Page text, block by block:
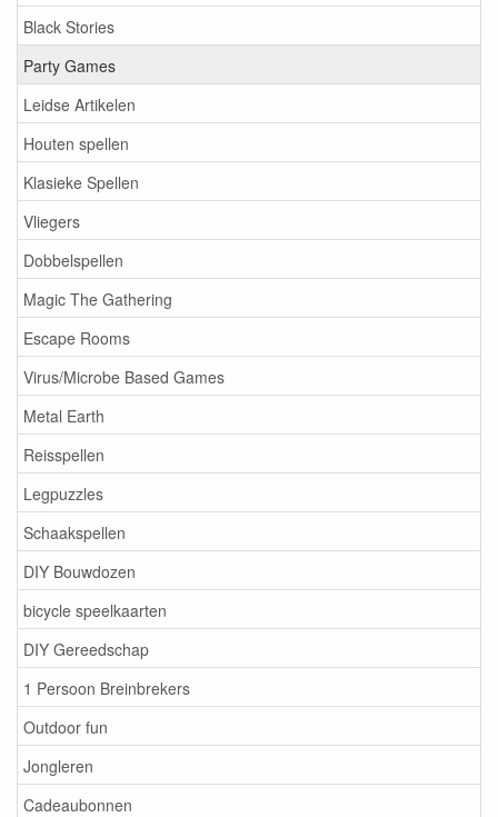
Black Stories
Party Games
Leidse Artikelen
Houten spellen
Klasieke Spellen
Vliegers
Dobbelspellen
Magic The Gathering
Escape Rooms
Virus/Microbe Based Games
Metal Earth
Reisspellen
Legpuzzles
Schaakspellen
DIY Bouwdozen
bicycle speelkaarten
DIY Gereedschap
1 Persoon Breinbrekers
Outdoor fun
Jongleren
Cadeaubonnen